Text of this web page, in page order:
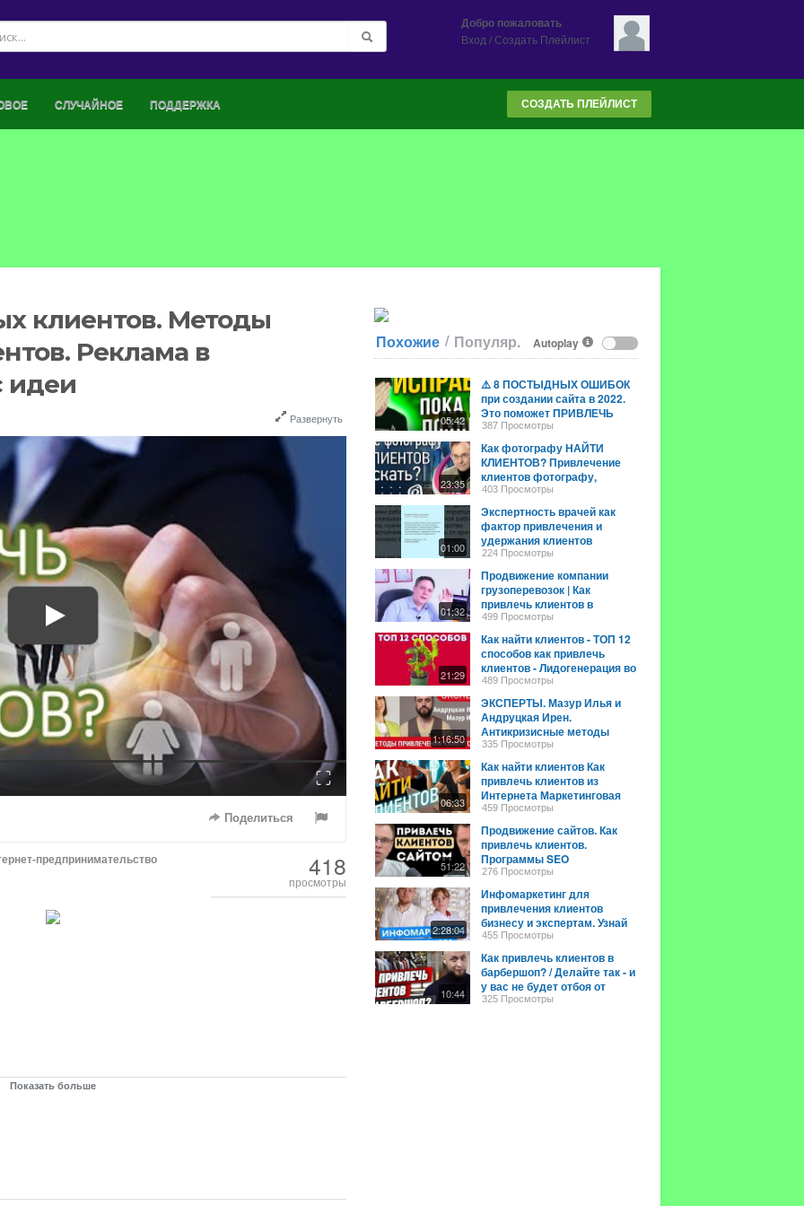
Добро пожаловать
Вход/ Создать Плейлист
СЛУЧАЙНОЕ ПОДДЕРЖКА СОЗДАТЬ ПЛЕЙЛИСТ
клиентов. Методы
Реклама в
идеи
Развернуть
Fullscreen
Поделиться
предпринимательство 418
просмотры
Показать больше
Autoplay
Похожие / Популяр.
05:42
⚠️ 8 ПОСТЫДНЫХ ОШИБОК
при создании сайта в 2022.
Это поможет ПРИВЛЕЧЬ
НОВЫХ КЛИЕНТОВ
387 Просмотры
23:35
Как фотографу НАЙТИ
КЛИЕНТОВ? Привлечение
клиентов фотографу,
реклама, продвижение и
заработок
403 Просмотры
01:00
Экспертность врачей как
фактор привлечения и
удержания клиентов
224 Просмотры
01:32
Продвижение компании
грузоперевозок | Как
привлечь клиентов в
грузоперевозки?✅
499 Просмотры
21:29
Как найти клиентов - ТОП 12
способов как привлечь
клиентов - Лидогенерация во
всю!!!
489 Просмотры
1:16:50
ЭКСПЕРТЫ. Мазур Илья и
Андруцкая Ирен.
Антикризисные методы
привлечения клиентов
335 Просмотры
06:33
Как найти клиентов Как
привлечь клиентов из
Интернета Маркетинговая
связка
459 Просмотры
51:22
Продвижение сайтов. Как
привлечь клиентов.
Программы SEO
продвижения. #маркетинг
#seo #сео #бизнес
276 Просмотры
2:28:04
Инфомаркетинг для
привлечения клиентов
бизнесу и экспертам. Узнай
как продают на западе твои
услуги.
455 Просмотры
10:44
Как привлечь клиентов в
барбершоп? / Делайте так - и
у вас не будет отбоя от
клиентов!
325 Просмотры